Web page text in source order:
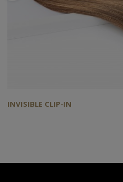
INVISIBLE CLIP-IN